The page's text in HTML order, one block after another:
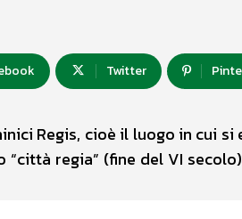
Twitter
Regis, cioè il luogo in cui
“città regia” (fine del VI